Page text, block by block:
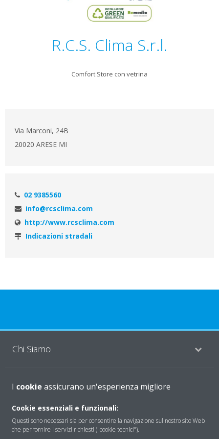
R.C.S. Clima S.r.l.
Comfort Store con vetrina
Via Marconi, 24B
20020 ARESE MI
02 9385560
info@rcsclima.com
http://www.rcsclima.com
Indicazioni stradali
Chi Siamo
Soluzioni
Contattaci
I cookie assicurano un'esperienza migliore
Cookie essenziali e funzionali:
Questi sono necessari sia per consentire la navigazione sul nostro sito Web
che per fornire i servizi richiesti ("cookie tecnici").